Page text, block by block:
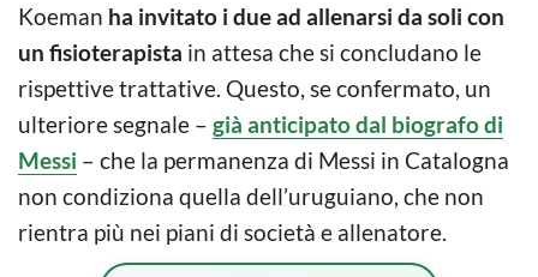
Koeman ha invitato i due ad allenarsi da soli con
un fisioterapista in attesa che si concludano le
rispettive trattative. Questo, se confermato, un
ulteriore segnale – già anticipato dal biografo di
Messi – che la permanenza di Messi in Catalogna
non condiziona quella dell’uruguiano, che non
rientra più nei piani di società e allenatore.